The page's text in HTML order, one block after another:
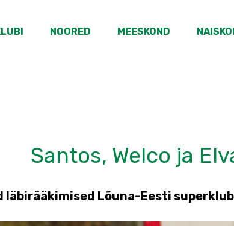
NOORED MEESKOND
Santos, Welco ja
läbirääkimised Lõuna-Eesti